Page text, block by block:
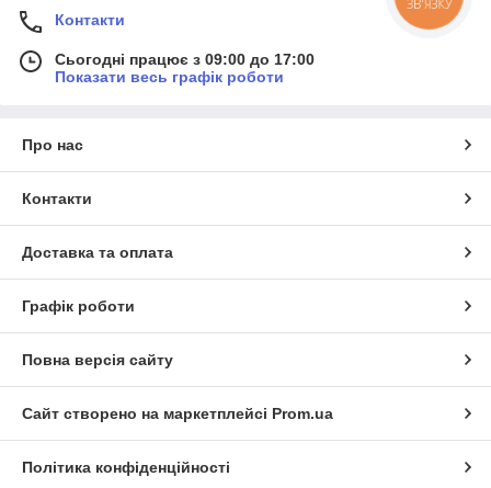
Контакти
Сьогодні працює з 09:00 до 17:00
Показати весь графік роботи
Про нас
Контакти
Доставка та оплата
Графік роботи
Повна версія сайту
Сайт створено на маркетплейсі Prom.ua
Політика конфіденційності